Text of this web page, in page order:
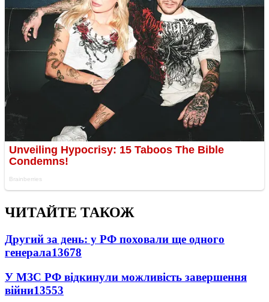
ЧИТАЙТЕ ТАКОЖ
Другий за день: у РФ поховали ще одного
генерала13678
У МЗС РФ відкинули можливість завершення
війни13553